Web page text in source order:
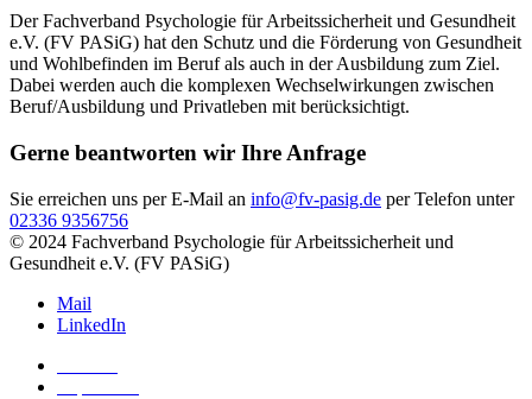
Der Fachverband Psychologie für Arbeitssicherheit und Gesundheit
e.V. (FV PASiG) hat den Schutz und die Förderung von Gesundheit
und Wohlbefinden im Beruf als auch in der Ausbildung zum Ziel.
Dabei werden auch die komplexen Wechselwirkungen zwischen
Beruf/Ausbildung und Privatleben mit berücksichtigt.
Gerne beantworten wir Ihre Anfrage
Sie erreichen uns per E-Mail an info@fv-pasig.de per Telefon unter
02336 9356756
© 2024 Fachverband Psychologie für Arbeitssicherheit und
Gesundheit e.V. (FV PASiG)
Mail
LinkedIn